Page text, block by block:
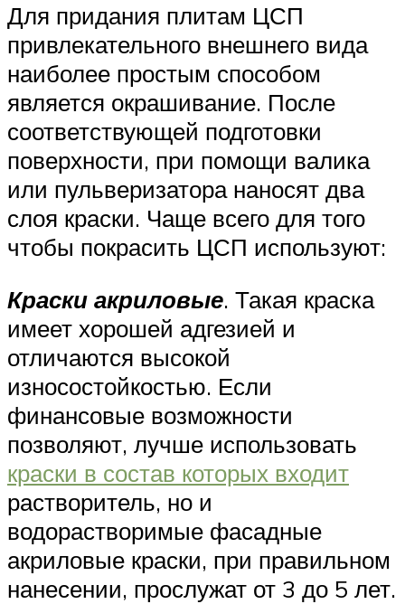
Для придания плитам ЦСП
привлекательного внешнего вида
наиболее простым способом
является окрашивание. После
соответствующей подготовки
поверхности, при помощи валика
или пульверизатора наносят два
слоя краски. Чаще всего для того
чтобы покрасить ЦСП используют:
Краски акриловые. Такая краска
имеет хорошей адгезией и
отличаются высокой
износостойкостью. Если
финансовые возможности
позволяют, лучше использовать
краски в состав которых входит
растворитель, но и
водорастворимые фасадные
акриловые краски, при правильном
нанесении, прослужат от 3 до 5 лет.